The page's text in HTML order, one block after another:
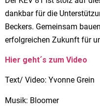
dankbar für die
Beckers. Gemeinsam
erfolgreichen Zukunft für
Hier geht´s zum Video
Text/ Video: Yvonne Grein
Musik: Bloomer